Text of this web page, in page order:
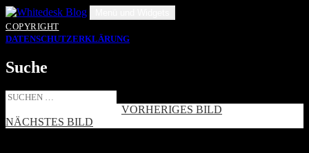
Zum
Inhalt
springen
COPYRIGHT
DATENSCHUTZERKLÄRUNG
Suche
Suche
VORHERIGES BILD
NÄCHSTES BILD